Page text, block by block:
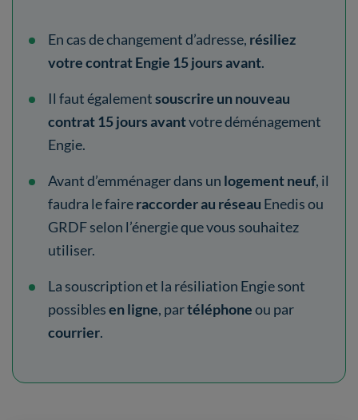
En cas de changement d’adresse, résiliez
votre contrat Engie 15 jours avant.
Il faut égalementsouscrire un nouveau
contrat 15 jours avantvotre déménagement
Engie.
Avant d’emménager dans un logement neuf, il
faudra le faireraccorder au réseau Enedis ou
GRDF selon l’énergie que vous souhaitez
utiliser.
La souscription et la résiliation Engie sont
possiblesen ligne, partéléphoneou par
courrier.